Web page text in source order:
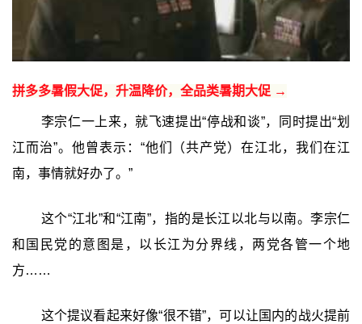
拼多多暑假大促，升温降价，全品类暑期大促 →
李宗仁一上来，就飞速提出“停战和谈”，同时提出“划
江而治”。他曾表示：“他们（共产党）在江北，我们在江
南，事情就好办了。”
这个“江北”和“江南”，指的是长江以北与以南。李宗仁
和国民党的意图是，以长江为分界线，两党各管一个地
方……
这个提议看起来好像“很不错”，可以让国内的战火提前